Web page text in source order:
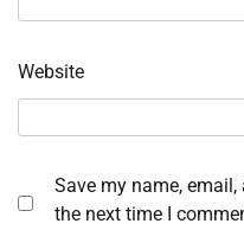
Website
Save my name,
the next time I